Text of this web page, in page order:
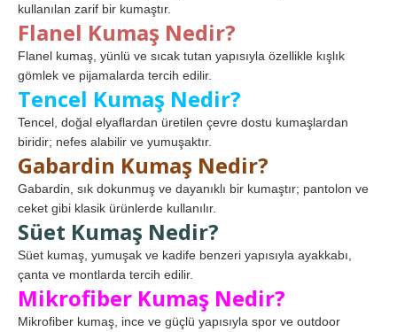
kullanılan zarif bir kumaştır.
Flanel Kumaş Nedir?
Flanel kumaş, yünlü ve sıcak tutan yapısıyla özellikle kışlık
gömlek ve pijamalarda tercih edilir.
Tencel Kumaş Nedir?
Tencel, doğal elyaflardan üretilen çevre dostu kumaşlardan
biridir; nefes alabilir ve yumuşaktır.
Gabardin Kumaş Nedir?
Gabardin, sık dokunmuş ve dayanıklı bir kumaştır; pantolon ve
ceket gibi klasik ürünlerde kullanılır.
Süet Kumaş Nedir?
Süet kumaş, yumuşak ve kadife benzeri yapısıyla ayakkabı,
çanta ve montlarda tercih edilir.
Mikrofiber Kumaş Nedir?
Mikrofiber kumaş, ince ve güçlü yapısıyla spor ve outdoor